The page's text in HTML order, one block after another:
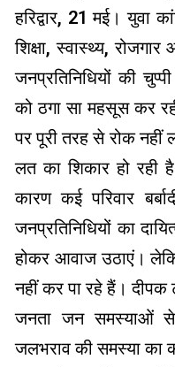
हरिद्वार, 21 मई। युवा
शिक्षा, स्वास्थ्य,
जनप्रतिनिधियों की
को ठगा सा महसूस कर
पर पूरी तरह से रोक नहीं
लत का शिकार हो
कारण कई परिवार
जनप्रतिनिधियों का
होकर आवाज उठाएं।
नहीं कर पा रहे हैं। दीपक
जनता जन समस्याओं
जलभराव की समस्या का